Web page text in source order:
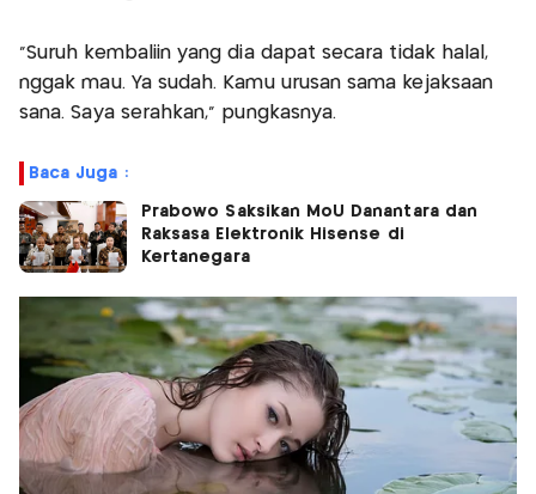
“Suruh kembaliin yang dia dapat secara tidak halal,
nggak mau. Ya sudah. Kamu urusan sama kejaksaan
sana. Saya serahkan," pungkasnya.
Baca Juga :
Prabowo Saksikan MoU Danantara dan
Raksasa Elektronik Hisense di
Kertanegara